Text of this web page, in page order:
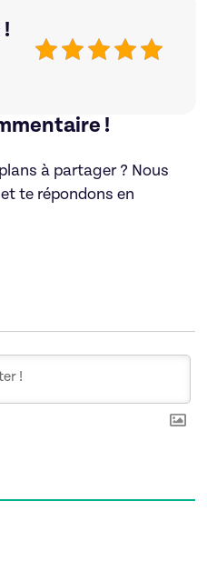
!
à partager ? Nous
te répondons en